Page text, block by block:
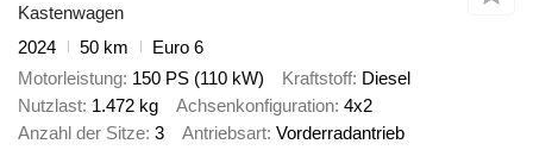
Kastenwagen
2024
50 km
Euro 6
Motorleistung 150 PS (110 kW) Kraftstoff Diesel
Nutzlast 1.472 kg Achsenkonfiguration 4x2
Anzahl der Sitze 3 Antriebsart Vorderradantrieb